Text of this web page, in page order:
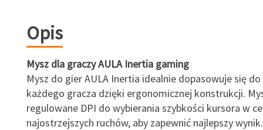
Opis
Mysz dla graczy AULA Inertia gaming
Mysz do gier AULA Inertia idealnie dopasowuje się do
każdego gracza dzięki ergonomicznej konstrukcji.
regulowane DPI do wybierania szybkości kursora w
najostrzejszych ruchów, aby zapewnić najlepszy